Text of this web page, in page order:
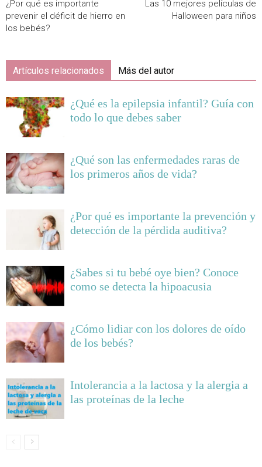
¿Por qué es importante
prevenir el déficit de hierro en
los bebés?
Las 10 mejores películas de
Halloween para niños
Artículos relacionados Más del autor
¿Qué es la epilepsia infantil? Guía con
todo lo que debes saber
¿Qué son las enfermedades raras de
los primeros años de vida?
¿Por qué es importante la prevención y
detección de la pérdida auditiva?
¿Sabes si tu bebé oye bien? Conoce
como se detecta la hipoacusia
¿Cómo lidiar con los dolores de oído
de los bebés?
Intolerancia a la lactosa y la alergia a
las proteínas de la leche